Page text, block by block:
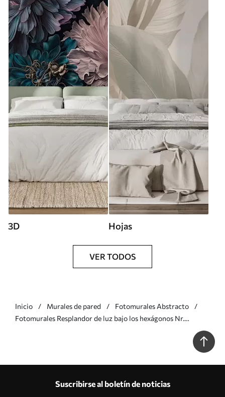
3D Hojas
VER TODOS
Inicio Murales de pared
Fotomurales Abstracto
Fotomurales Resplandor de luz bajo los hexágonos Nr.
Suscribirse al boletín de noticias